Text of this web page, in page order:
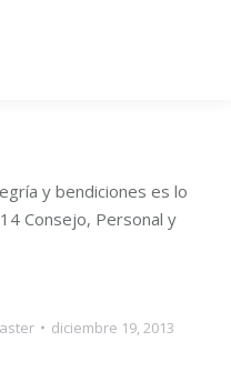
y bendiciones es lo
Consejo, Personal y
diciembre 19, 2013